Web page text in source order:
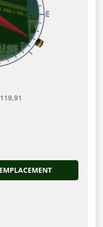
119.91